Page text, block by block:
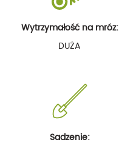
Wytrzymałość na mróz:
DUŻA
Sadzenie: